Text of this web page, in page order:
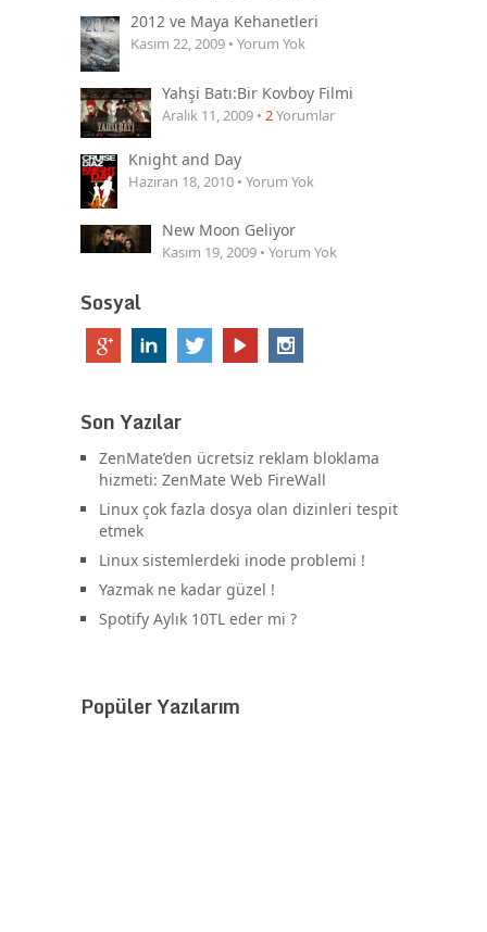
2012 ve Maya Kehanetleri
Kasım 22, 2009 • Yorum Yok
Yahşi Batı:Bir Kovboy Filmi
Aralık 11, 2009 • 2Yorumlar
Knight and Day
Haziran 18, 2010 • Yorum Yok
New Moon Geliyor
Kasım 19, 2009 • Yorum Yok
Sosyal
Son Yazılar
ZenMate’den ücretsiz reklam bloklama
hizmeti: ZenMate Web FireWall
Linux çok fazla dosya olan dizinleri tespit
etmek
Linux sistemlerdeki inode problemi !
Yazmak ne kadar güzel !
Spotify Aylık 10TL eder mi ?
Popüler Yazılarım